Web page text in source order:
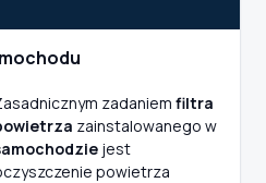
zadaniem filtra
zainstalowanego w
jest
powietrza